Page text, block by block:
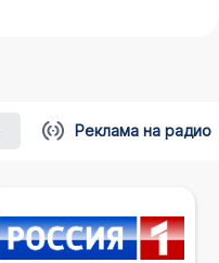
Реклама на радио